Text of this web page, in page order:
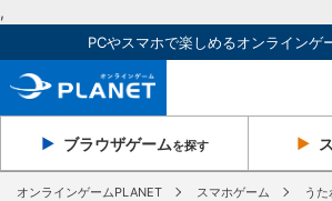
,
PCやスマホで楽しめるオンラインゲ
ブラウザゲームを探す
オンラインゲームPLANET スマホゲーム う